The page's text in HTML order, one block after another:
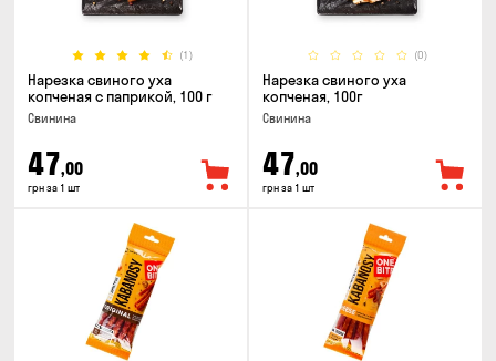
(1)
Нарезка свиного уха
копченая с паприкой, 100 г
Свинина
47,00
грн за 1 шт
(0)
Нарезка свиного уха
копченая, 100г
Свинина
47,00
грн за 1 шт